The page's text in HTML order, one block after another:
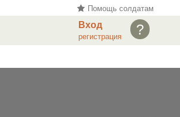
Помощь солдатам
?
Вход
регистрация